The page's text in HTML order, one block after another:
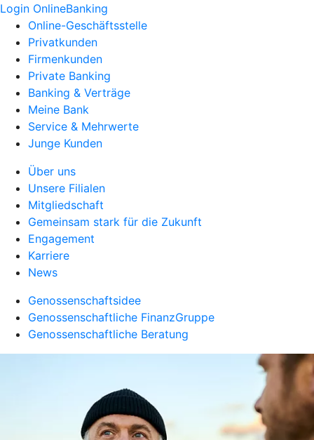
Login OnlineBanking
Online-Geschäftsstelle
Privatkunden
Firmenkunden
Private Banking
Banking & Verträge
Meine Bank
Service & Mehrwerte
Junge Kunden
Über uns
Unsere Filialen
Mitgliedschaft
Gemeinsam stark für die Zukunft
Engagement
Karriere
News
Genossenschaftsidee
Genossenschaftliche FinanzGruppe
Genossenschaftliche Beratung